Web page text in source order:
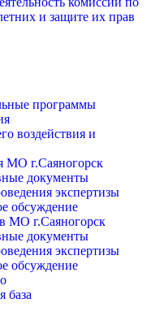
и защите их прав
программы
воздействия и
МО г.Саяногорск
документы
экспертизы
обсуждение
МО г.Саяногорск
документы
экспертизы
обсуждение
база